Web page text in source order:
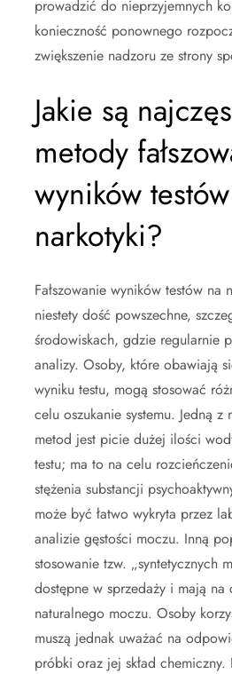
prowadzić do nieprzyjemnych
konieczność ponownego
zwiększenie nadzoru ze strony
Jakie są
metody
wyników
narkotyki?
Fałszowanie wyników testów na
niestety dość powszechne,
środowiskach, gdzie regularnie
analizy. Osoby, które obawiają
wyniku testu, mogą stosować
celu oszukanie systemu. Jedną
metod jest picie dużej ilości
testu; ma to na celu
stężenia substancji
może być łatwo wykryta przez
analizie gęstości moczu. Inną
stosowanie tzw. „syntetycznych
dostępne w sprzedaży i mają na
naturalnego moczu. Osoby
muszą jednak uważać na
próbki oraz jej skład